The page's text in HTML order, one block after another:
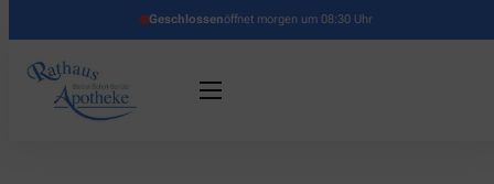
Geschlossenöffnet morgen um 08:30 Uhr